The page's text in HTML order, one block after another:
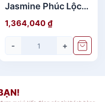
Jasmine Phúc Lộc
Thọ 22 Sản Phẩm
Giá rẻ
1,364,040 ₫
- +